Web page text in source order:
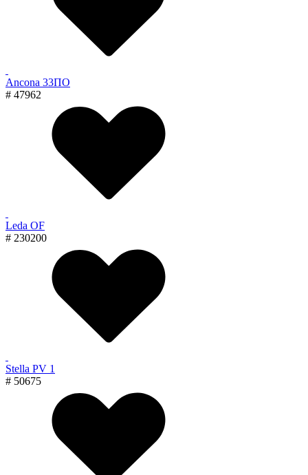
Ancona 33ПО
# 47962
Leda OF
# 230200
Stella PV 1
# 50675